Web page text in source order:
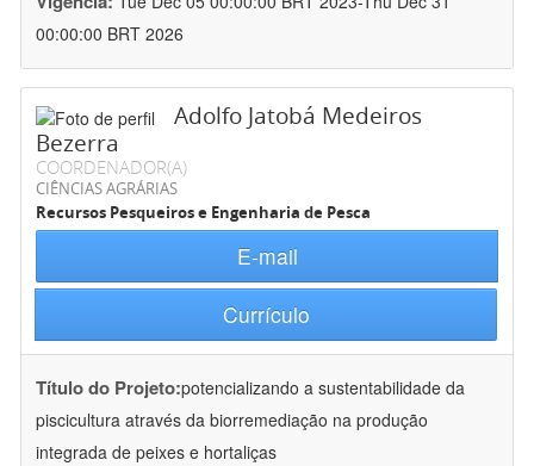
00:00:00 BRT 2026
Adolfo Jatobá Medeiros
Bezerra
COORDENADOR(A)
CIÊNCIAS AGRÁRIAS
Recursos Pesqueiros e Engenharia de Pesca
E-mail
Currículo
Título do Projeto:potencializando a sustentabilidade da
piscicultura através da biorremediação na produção
integrada de peixes e hortaliças